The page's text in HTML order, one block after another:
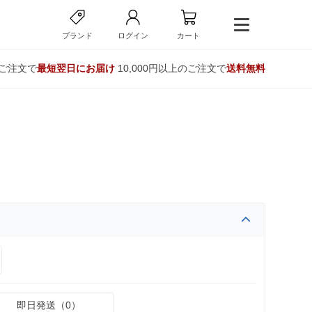
ブランド ログイン カート
注文で最短翌日にお届け10,000円以上のご注文で送料無料
即日発送（0）